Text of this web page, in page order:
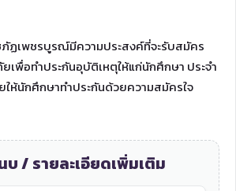
ฏเพชรบูรณ์มีความประสงค์ที่จะรับสมัคร
เพื่อทำประกันอุบัติเหตุให้แก่นักศึกษา ประจำ
ให้นักศึกษาทำประกันด้วยความสมัครใจ
บ / รายละเอียดเพิ่มเติม